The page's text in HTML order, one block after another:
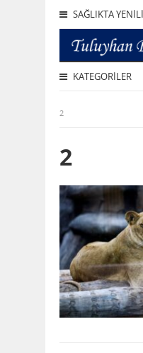
SAĞLIKTA
KATEGORILER
2
2